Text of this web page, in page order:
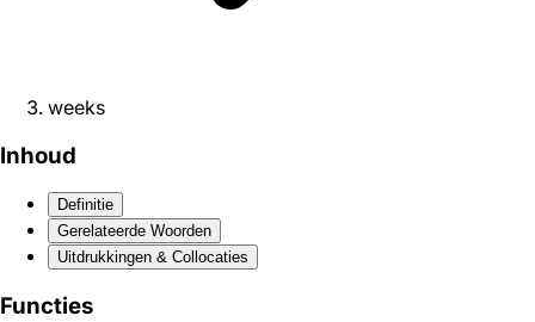
weeks
Inhoud
Definitie
Gerelateerde Woorden
Uitdrukkingen & Collocaties
Functies